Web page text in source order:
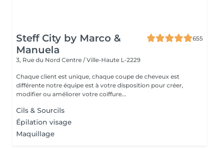
Steff City by Marco &
Manuela
655
3, Rue du Nord Centre / Ville-Haute L-2229
Chaque client est unique, chaque coupe de cheveux est
différente notre équipe est à votre disposition pour créer,
modifier ou améliorer votre coiffure...
Cils & Sourcils
Épilation visage
Maquillage